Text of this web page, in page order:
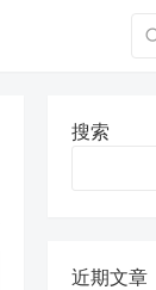
搜索
近期文章